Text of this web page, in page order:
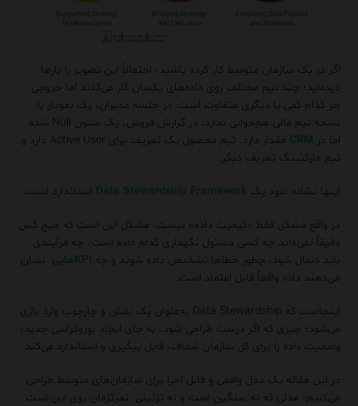
اگر در یک سازمان متوسط کار کرده باشید، احتمالاً این تصویر را بارها
دیده‌اید؛ چند تیم مختلف روی داده‌های یکسان کار می‌کنند اما خروجی
هر کدام کمی با دیگری متفاوت است. در جلسه مدیران، یک نمودار با
نسخه تیم مالی هم‌خوانی ندارد. در گزارش فروش، یک ستون Null شده
اما در CRM
مقدار دارد. تیم محصول یک تعریف برای Active User دارد و
تیم مارکتینگ تعریف دیگر.
اینها نشانه نبود یکData Stewardship Framework استاندارد است.
در واقع مشکل فقط «کیفیت داده» نیست. مشکل این است که هیچ کس
دقیقاً نمی‌داند چه کسی مسئول نگهداری کدام داده است، چه فرآیندی
باید دنبال شود، چطور خطاها تشخیص داده شوند و چه KPIهایی
نشان
می‌دهند داده واقعاً قابل اعتماد است.
اینجاست که Data Stewardship به‌عنوان یک نقش و چارچوب وارد بازی
می‌شود؛ چیزی که اگر درست طراحی شود، به جای ایجاد بوروکراسی جدید،
وضعیت داده را برای کل سازمان شفاف، قابل پیگیری و استاندارد می‌کند.
در این مقاله یک مدل واقعی و قابل اجرا برای سازمان‌های متوسط طراحی
می‌کنیم؛ مدلی که نه سنگین است و نه تزئینی. تمرکزمان روی این است